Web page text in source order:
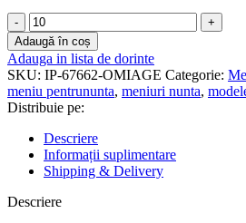
Cantitate
Meniu
nunta
-
Foto
Premium
-
MNP-
01
Adaugă în coș
Adauga in lista de dorinte
SKU: IP-67662-OMIAGE Categorie:
meniu pentrununta, meniuri nunta,
Distribuie pe:
Descriere
Informații suplimentare
Shipping & Delivery
Descriere